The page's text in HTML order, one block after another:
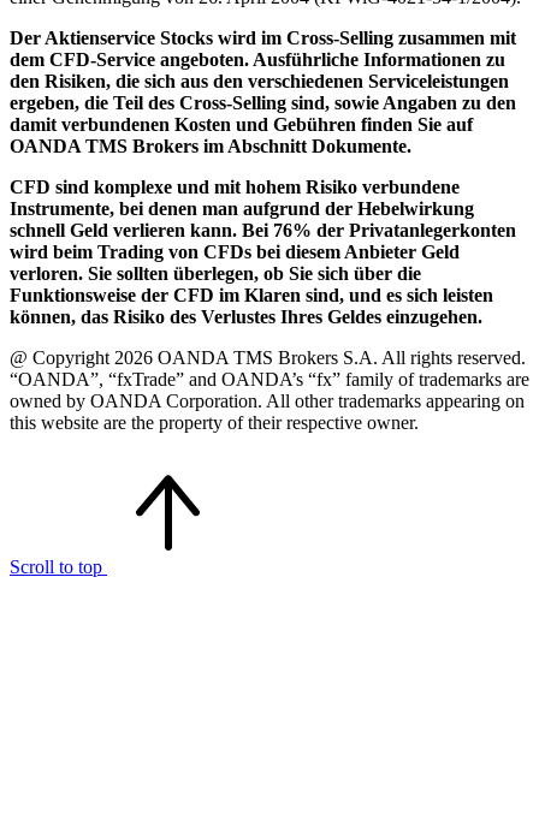
Der Aktienservice Stocks wird im Cross-Selling zusammen mit
dem CFD-Service angeboten. Ausführliche Informationen zu
den Risiken, die sich aus den verschiedenen Serviceleistungen
ergeben, die Teil des Cross-Selling sind, sowie Angaben zu den
damit verbundenen Kosten und Gebühren finden Sie auf
OANDA TMS Brokers im Abschnitt Dokumente.
CFD sind komplexe und mit hohem Risiko verbundene
Instrumente, bei denen man aufgrund der Hebelwirkung
schnell Geld verlieren kann. Bei 76% der Privatanlegerkonten
wird beim Trading von CFDs bei diesem Anbieter Geld
verloren. Sie sollten überlegen, ob Sie sich über die
Funktionsweise der CFD im Klaren sind, und es sich leisten
können, das Risiko des Verlustes Ihres Geldes einzugehen.
@ Copyright 2026 OANDA TMS Brokers S.A. All rights reserved.
“OANDA”, “fxTrade” and OANDA’s “fx” family of trademarks are
owned by OANDA Corporation. All other trademarks appearing on
this website are the property of their respective owner.
Scroll to top